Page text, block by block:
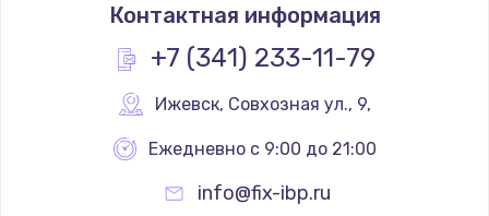
Заказать
Заказать
Настройка BIOS
Контактная информация
+7 (341) 233-11-79
Ижевск, Совхозная ул., 9,
Ежедневно с 9:00 до 21:00
info@fix-ibp.ru